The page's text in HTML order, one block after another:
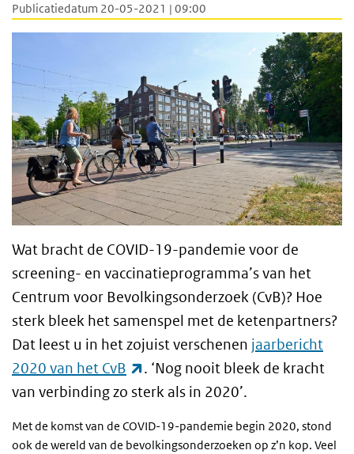
Publicatiedatum 20-05-2021 | 09:00
Wat bracht de COVID-19-pandemie voor de
screening- en vaccinatieprogramma’s van het
Centrum voor Bevolkingsonderzoek (CvB)? Hoe
sterk bleek het samenspel met de ketenpartners?
Dat leest u in het zojuist verschenen jaarbericht
2020 van het CvB
(externe link)
. ‘Nog nooit bleek de kracht
van verbinding zo sterk als in 2020’.
Met de komst van de COVID-19-pandemie begin 2020, stond
ook de wereld van de bevolkingsonderzoeken op z’n kop. Veel